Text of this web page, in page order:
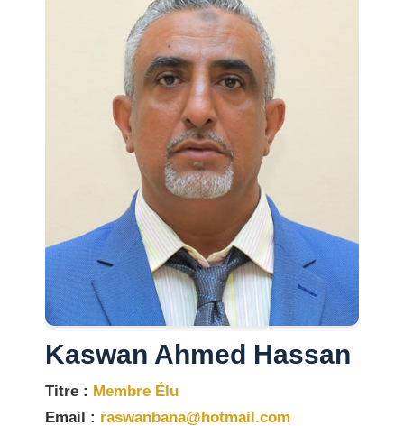
Kaswan Ahmed Hassan
Titre : Membre Élu
Email : raswanbana@hotmail.com